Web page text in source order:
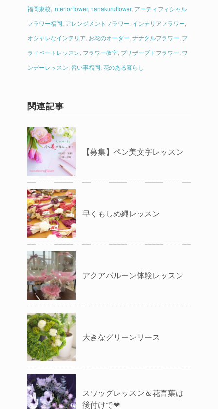
福岡東校 interiorflower, nanakuruflower, アーティフィシャル
フラワー福岡 アレンジメントフラワー インテリアフラワー
オシャレなインテリア お花のオーダー ナナクルフラワー プ
ライベートレッスン フラワー教室 プリザーブドフラワー ワ
ンデーレッスン 習い事福岡 花のある暮らし
関連記事
【募集】ペン美文字レッスン
早くもしめ縄レッスン
アクアバルーン体験レッスン
大きなグリーンリース
スワッグレッスン＆花言葉は
後付けで❤